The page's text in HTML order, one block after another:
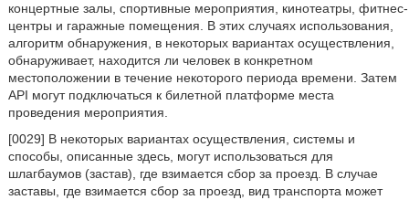
концертные залы, спортивные мероприятия, кинотеатры, фитнес-
центры и гаражные помещения. В этих случаях использования,
алгоритм обнаружения, в некоторых вариантах осуществления,
обнаруживает, находится ли человек в конкретном
местоположении в течение некоторого периода времени. Затем
API могут подключаться к билетной платформе места
проведения мероприятия.
[0029] В некоторых вариантах осуществления, системы и
способы, описанные здесь, могут использоваться для
шлагбаумов (застав), где взимается сбор за проезд. В случае
заставы, где взимается сбор за проезд, вид транспорта может